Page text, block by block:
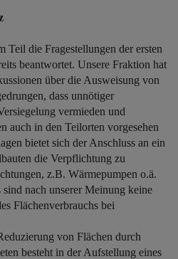
Teil die Fragestellungen der ersten
beantwortet. Unsere Fraktion hat
über die Ausweisung von
dass unnötiger
vermieden und
auch in den Teilorten vorgesehen
bietet sich der Anschluss an ein
die Verpflichtung zu
z.B. Wärmepumpen o.ä.
nach unserer Meinung keine
Flächenverbrauchs bei
von Flächen durch
besteht in der Aufstellung eines